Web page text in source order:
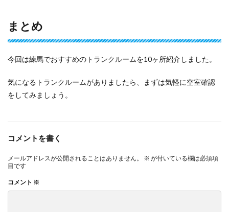
まとめ
今回は練馬でおすすめのトランクルームを10ヶ所紹介しました。
気になるトランクルームがありましたら、まずは気軽に空室確認
をしてみましょう。
コメントを書く
メールアドレスが公開されることはありません。 ※ が付いている欄は必須項
目です
コメント ※